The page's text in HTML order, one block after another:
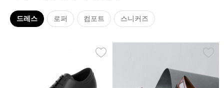
드레스 로퍼 컴포트 스니커즈